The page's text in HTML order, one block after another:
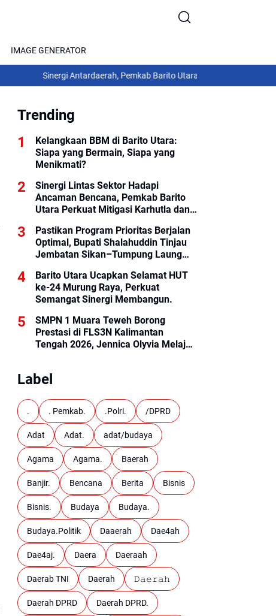
IMAGE GENERATOR
Sinergi Antardaerah, Pemkab Barito Utara Laksanakan Kaji Tiru ke
Trending
Kelangkaan BBM di Barito Utara:
Siapa yang Bermain, Siapa yang
Menikmati?
Sinergi Lintas Sektor Hadapi
Ancaman Bencana, Pemkab Barito
Utara Perkuat Mitigasi Karhutla dan
Pastikan Program Prioritas Berjalan
Optimal, Bupati Shalahuddin Tinjau
Jembatan Sikan–Tumpung Laung
Barito Utara Ucapkan Selamat HUT
ke-24 Murung Raya, Perkuat
Semangat Sinergi Membangun.
SMPN 1 Muara Teweh Borong
Prestasi di FLS3N Kalimantan
Tengah 2026, Jennica Olyvia Melaju
Label
. . Pemkab. .Polri. /DPRD
Adat Adat. adat/budaya
Agama Agama. Baerah
Banjir. Bencana Berita Bisnis
Bisnis. Budaya Budaya.
Budaya.Politik Daaerah Dae4ah
Dae4aj. Daera Daeraah
Daerab TNI Daerah 𝙳𝚊𝚎𝚛𝚊𝚑
Daerah DPRD Daerah DPRD.